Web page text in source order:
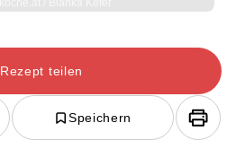
Rezept teilen
Speichern